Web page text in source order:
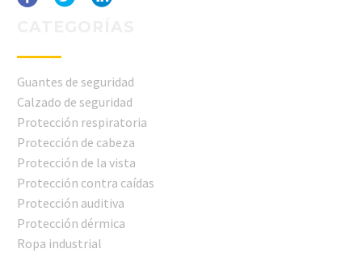
Guantes de seguridad
Calzado de seguridad
Protección respiratoria
Protección de cabeza
Protección de la vista
Protección contra caídas
Protección auditiva
Protección dérmica
Ropa industrial